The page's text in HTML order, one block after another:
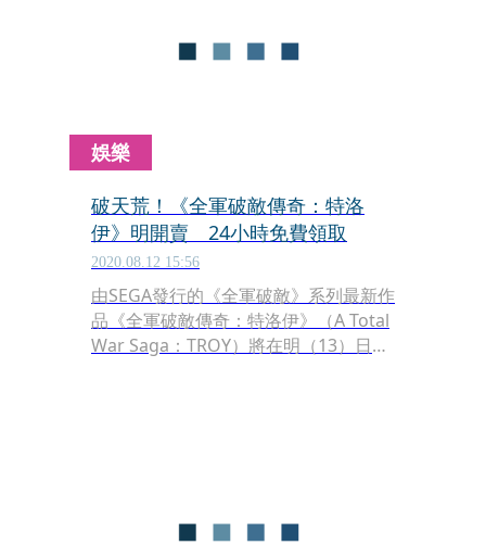
娛樂
破天荒！《全軍破敵傳奇：特洛
伊》明開賣 24小時免費領取
2020.08.12 15:56
由SEGA發行的《全軍破敵》系列最新作
品《全軍破敵傳奇：特洛伊》（A Total
War Saga：TROY）將在明（13）日發